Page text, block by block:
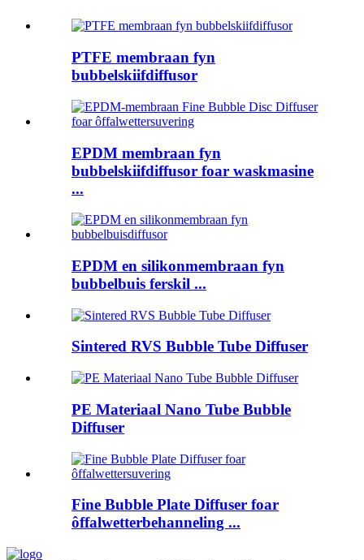
PTFE membraan fyn
bubbelskiifdiffusor
EPDM membraan fyn
bubbelskiifdiffusor foar waskmasine
...
EPDM en silikonmembraan fyn
bubbelbuis ferskil ...
Sintered RVS Bubble Tube Diffuser
PE Materiaal Nano Tube Bubble
Diffuser
Fine Bubble Plate Diffuser foar
ôffalwetterbehanneling ...